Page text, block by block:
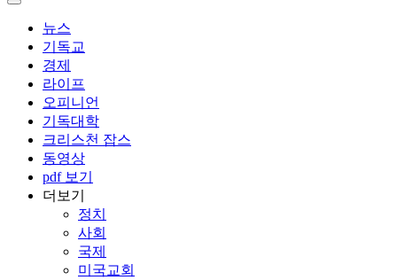
뉴스
기독교
경제
라이프
오피니언
기독대학
크리스천 잡스
동영상
pdf 보기
더보기
정치
사회
국제
미국교회